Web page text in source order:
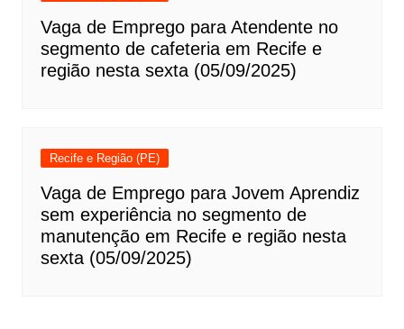
Vaga de Emprego para Atendente no
segmento de cafeteria em Recife e
região nesta sexta (05/09/2025)
Recife e Região (PE)
Vaga de Emprego para Jovem Aprendiz
sem experiência no segmento de
manutenção em Recife e região nesta
sexta (05/09/2025)